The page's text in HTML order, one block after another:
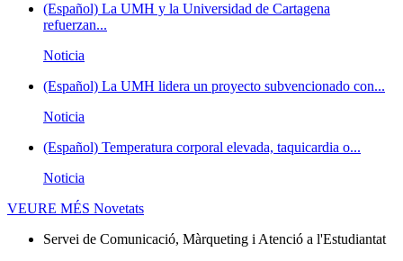
(Español) La UMH y la Universidad de Cartagena
refuerzan...
Noticia
(Español) La UMH lidera un proyecto subvencionado con...
Noticia
(Español) Temperatura corporal elevada, taquicardia o...
Noticia
VEURE MÉS Novetats
Servei de Comunicació, Màrqueting i Atenció a l'Estudiantat